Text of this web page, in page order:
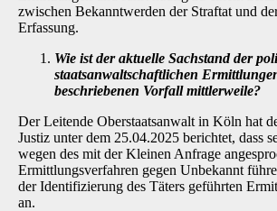
zwischen Bekanntwerden der Straftat und
Erfassung.
Wie ist der aktuelle Sachstand der
staatsanwaltschaftlichen
beschriebenen Vorfall mittlerweile?
Der Leitende Oberstaatsanwalt in Köln hat
Justiz unter dem 25.04.2025 berichtet, dass
wegen des mit der Kleinen Anfrage
Ermittlungsverfahren gegen Unbekannt
der Identifizierung des Tä­ters geführten
an.